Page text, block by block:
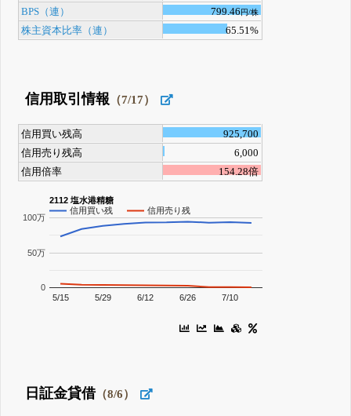
BPS（連） 799.46円/株
株主資本比率（連） 65.51%
信用取引情報 （7/17）
信用買い残高
925,700
信用売り残高
6,000
信用倍率
154.28倍
2112 塩水港精糖
信用買い残
信用売り残
5/15 5/29 6/12 6/26 7/10
0
50万
100万
日証金貸借（8/6）